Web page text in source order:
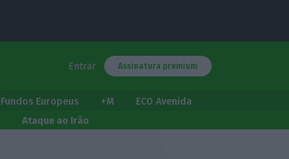
Entrar Assinatura premium
Fundos Europeus +M
ECO Avenida
Ataque ao Irão